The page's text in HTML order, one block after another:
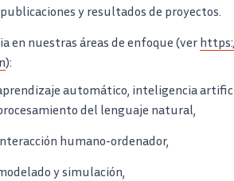
y resultados de proyectos.
en nuestras áreas de enfoque (ver
):
automático, inteligencia
del lenguaje natural,
humano-ordenador,
y simulación,